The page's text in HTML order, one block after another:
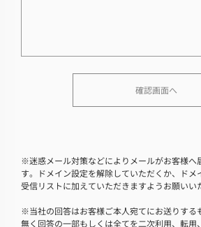
※迷惑メール対策などによりメールがお客様へ
す。ドメイン設定を解除していただくか、ド
受信リストに加えていただきますようお願いい
※当社の回答はお客様ご本人宛てにお送りす
無く回答の一部もしくは全てを二次利用、転用